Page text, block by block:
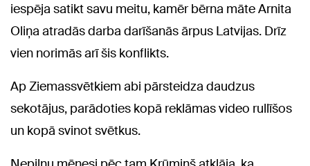
iespēja satikt savu meitu, kamēr bērna māte Arnita
Oliņa atradās darba darīšanās ārpus Latvijas. Drīz
vien norimās arī šis konflikts.
Ap Ziemassvētkiem abi pārsteidza daudzus
sekotājus, parādoties kopā reklāmas video rullīšos
un kopā svinot svētkus.